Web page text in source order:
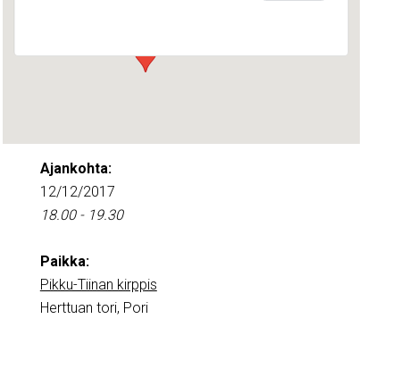
Ajankohta:
12/12/2017
18.00 - 19.30
Paikka:
Pikku-Tiinan kirppis
Herttuan tori, Pori